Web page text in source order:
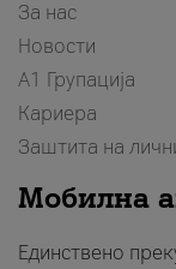
За нас
Новости
А1 Групација
Кариера
Заштита на
Мобилна
Единствено